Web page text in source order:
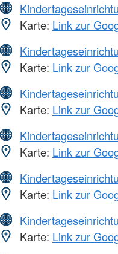
Karte: Link zur
Karte: Link zur
Karte: Link zur
Karte: Link zur
Karte: Link zur
Karte: Link zur